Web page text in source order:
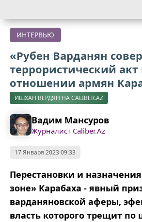
ИНТЕРВЬЮ
«Рубен Варданян
террористический акт
отношении армян
ИШХАН ВЕРДЯН НА CALIBER.AZ
Вадим Мансуров
Журналист Caliber.Az
17 Января 2023 09:33
Перестановки и
зоне» Карабаха - явный
варданяновской аферы,
власть которого трещит по